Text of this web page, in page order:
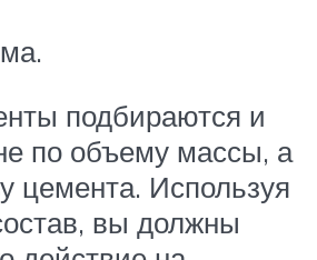
подбираются и
по объему массы, а
цемента. Используя
вы должны